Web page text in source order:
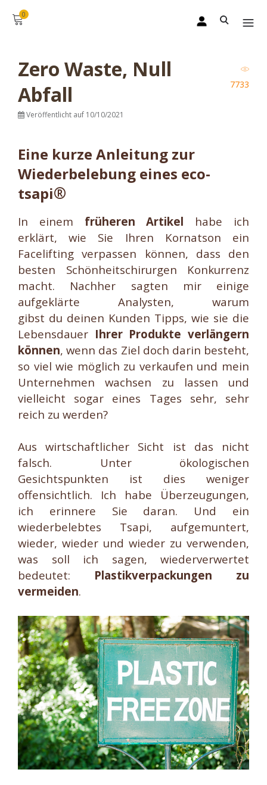
0
Zero Waste, Null
Abfall
Veröffentlicht auf 10/10/2021
7733
Eine kurze Anleitung zur
Wiederbelebung eines eco-
tsapi®
In einem früheren Artikel habe ich
erklärt, wie Sie Ihren Kornatson ein
Facelifting verpassen können, dass den
besten Schönheitschirurgen Konkurrenz
macht. Nachher sagten mir einige
aufgeklärte Analysten, warum
gibst du deinen Kunden Tipps, wie sie die
Lebensdauer Ihrer Produkte verlängern
können, wenn das Ziel doch darin besteht,
so viel wie möglich zu verkaufen und mein
Unternehmen wachsen zu lassen und
vielleicht sogar eines Tages sehr, sehr
reich zu werden?
Aus wirtschaftlicher Sicht ist das nicht
falsch. Unter ökologischen
Gesichtspunkten ist dies weniger
offensichtlich. Ich habe Überzeugungen,
ich erinnere Sie daran. Und ein
wiederbelebtes Tsapi, aufgemuntert,
wieder, wieder und wieder zu verwenden,
was soll ich sagen, wiederverwertet
bedeutet: Plastikverpackungen zu
vermeiden.